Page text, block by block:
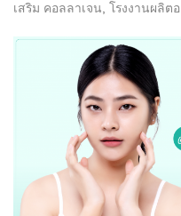
เสริม คอลลาเจน โรงงานผลิต